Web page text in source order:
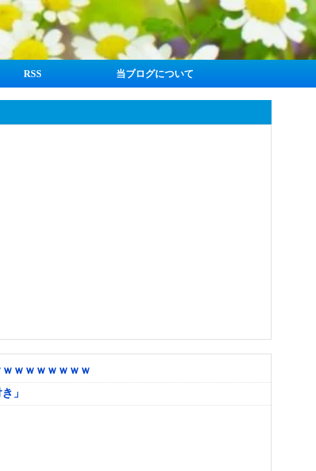
RSS 当ブログについて
ｗｗｗｗｗｗｗ
」